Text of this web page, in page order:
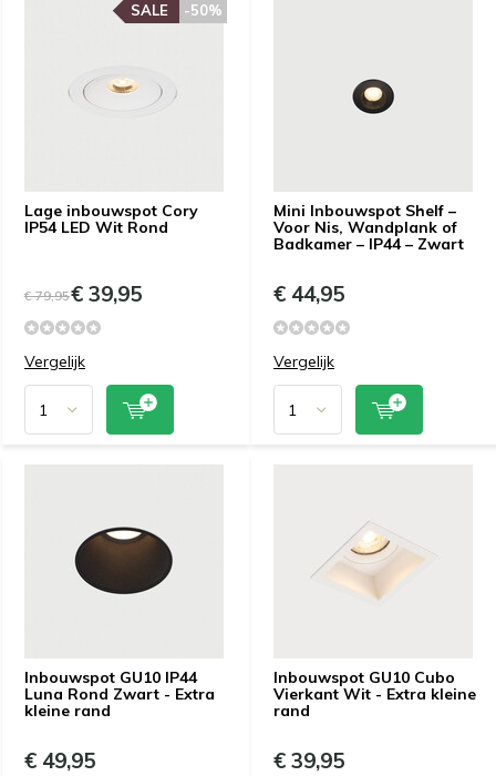
Lage inbouwspot Cory
IP54 LED Wit Rond
-50%
SALE
€ 79,95€ 39,95
Vergelijk
Mini Inbouwspot Shelf –
Voor Nis, Wandplank of
Badkamer – IP44 – Zwart
€ 44,95
Vergelijk
Inbouwspot GU10 IP44
Luna Rond Zwart - Extra
kleine rand
€ 49,95
Inbouwspot GU10 Cubo
Vierkant Wit - Extra kleine
rand
€ 39,95